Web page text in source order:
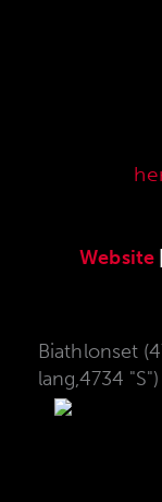
Website|
Biathlonset
lang,4734 "S")